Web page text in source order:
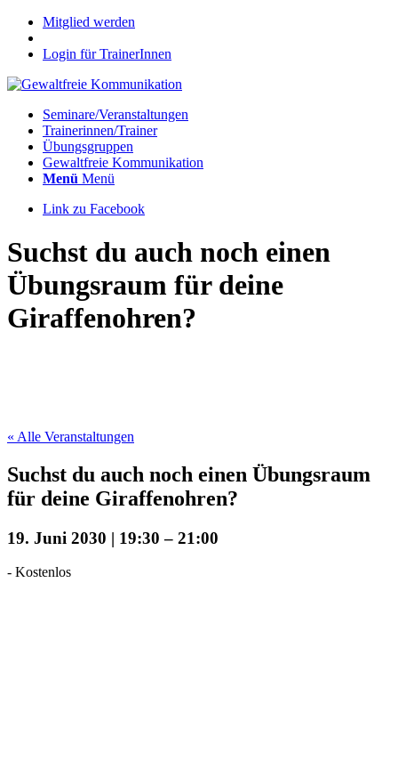
Mitglied werden
Login für TrainerInnen
Seminare/Veranstaltungen
Trainerinnen/Trainer
Übungsgruppen
Gewaltfreie Kommunikation
Menü Menü
Link zu Facebook
Suchst du auch noch einen
Übungsraum für deine
Giraffenohren?
« Alle Veranstaltungen
Suchst du auch noch einen Übungsraum
für deine Giraffenohren?
19. Juni 2030 | 19:30 – 21:00
- Kostenlos